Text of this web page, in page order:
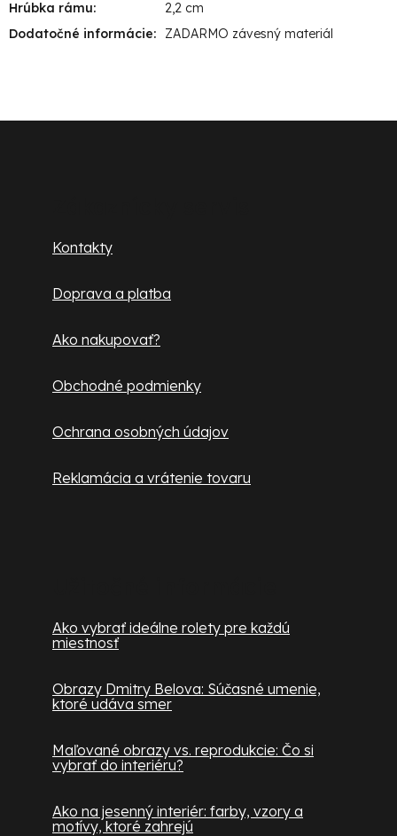
Hrúbka rámu:
2,2 cm
Dodatočné informácie: ZADARMO závesný materiál
Kontakty
Doprava a platba
Ako nakupovať?
Obchodné podmienky
Ochrana osobných údajov
Reklamácia a vrátenie tovaru
Ako vybrať ideálne rolety pre každú
miestnosť
Obrazy Dmitry Belova: Súčasné umenie,
ktoré udáva smer
Maľované obrazy vs. reprodukcie: Čo si
vybrať do interiéru?
Ako na jesenný interiér: farby, vzory a
motívy, ktoré zahrejú